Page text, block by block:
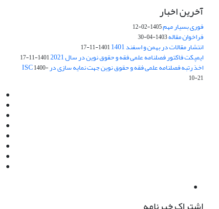
آخرین اخبار
فوری بسیار مهم1405-02-12
فراخوان مقاله1403-04-30
انتشار مقالات در بهمن و اسفند 1401 1401-11-17
ایمپکت فاکتور فصلنامه علمی فقه و حقوق نوین در سال 2021 1401-11-17
اخذ رتبه فصلنامه علمی فقه و حقوق نوین جهت نمایه سازی در ISC1400-
10-21